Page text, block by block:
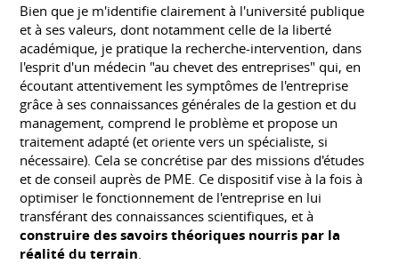
Bien que je m'identifie clairement à l'université publique
et à ses valeurs, dont notamment celle de la liberté
académique, je pratique la recherche-intervention, dans
l'esprit d'un médecin "au chevet des entreprises" qui, en
écoutant attentivement les symptômes de l'entreprise
grâce à ses connaissances générales de la gestion et du
management, comprend le problème et propose un
traitement adapté (et oriente vers un spécialiste, si
nécessaire). Cela se concrétise par des missions d'études
et de conseil auprès de PME. Ce dispositif vise à la fois à
optimiser le fonctionnement de l'entreprise en lui
transférant des connaissances scientifiques, et à
construire des savoirs théoriques nourris par la
réalité du terrain